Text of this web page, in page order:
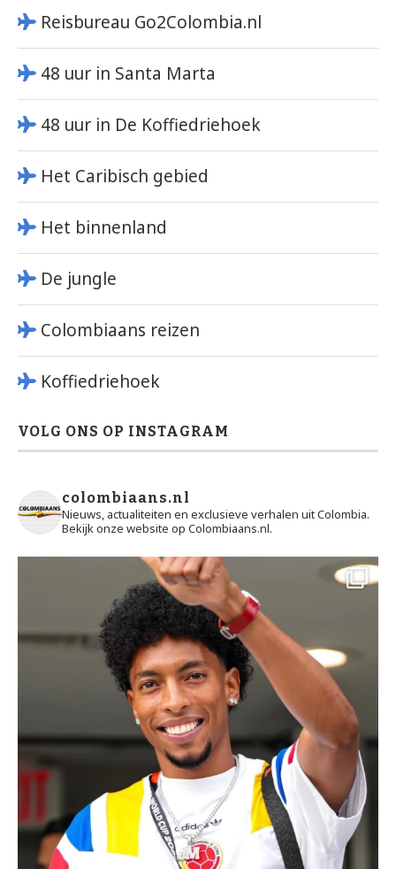
Reisbureau Go2Colombia.nl
48 uur in Santa Marta
48 uur in De Koffiedriehoek
Het Caribisch gebied
Het binnenland
De jungle
Colombiaans reizen
Koffiedriehoek
VOLG ONS OP INSTAGRAM
colombiaans.nl
Nieuws, actualiteiten en exclusieve verhalen uit Colombia.
Bekijk onze website op Colombiaans.nl.